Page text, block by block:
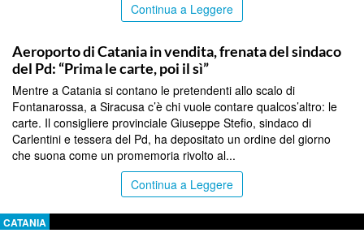
Continua a Leggere
Aeroporto di Catania in vendita, frenata del sindaco
del Pd: “Prima le carte, poi il sì”
Mentre a Catania si contano le pretendenti allo scalo di
Fontanarossa, a Siracusa c’è chi vuole contare qualcos’altro: le
carte. Il consigliere provinciale Giuseppe Stefio, sindaco di
Carlentini e tessera del Pd, ha depositato un ordine del giorno
che suona come un promemoria rivolto al...
Continua a Leggere
CATANIA